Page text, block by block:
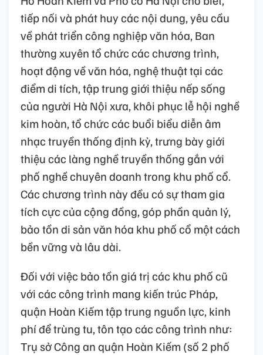
tiếp nối và phát huy các nội dung, yêu cầu
về phát triển công nghiệp văn hóa, Ban
thường xuyên tổ chức các chương trình,
hoạt động về văn hóa, nghệ thuật tại các
điểm di tích, tập trung giới thiệu nếp sống
của người Hà Nội xưa, khôi phục lễ hội nghề
kim hoàn, tổ chức các buổi biểu diễn âm
nhạc truyền thống định kỳ, trưng bày giới
thiệu các làng nghề truyền thống gắn với
phố nghề chuyên doanh trong khu phố cổ.
Các chương trình này đều có sự tham gia
tích cực của cộng đồng, góp phần quản lý,
bảo tồn di sản văn hóa khu phố cổ một cách
bền vững và lâu dài.
Đối với việc bảo tồn giá trị các khu phố cũ
với các công trình mang kiến trúc Pháp,
quận Hoàn Kiếm tập trung nguồn lực, kinh
phí để trùng tu, tôn tạo các công trình như:
Trụ sở Công an quận Hoàn Kiếm (số 2 phố